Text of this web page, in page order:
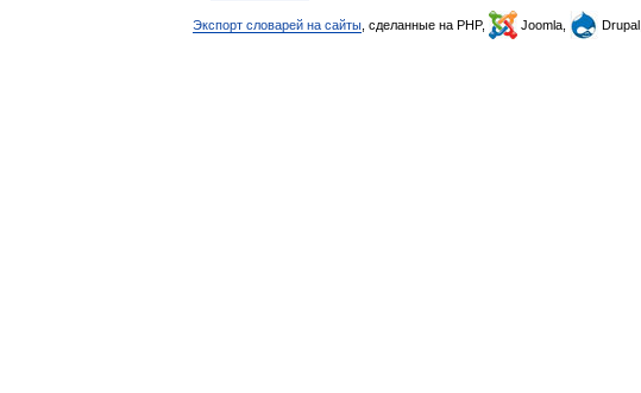
Экспорт словарей на сайты , сделанные на PHP, Joomla, Drupal,